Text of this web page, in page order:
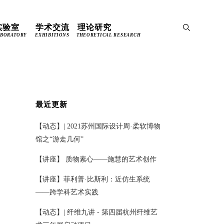

验室 学术交流
EXHIBITIONS
理论研究
THEORETICAL RESEARCH
最近更新
【动态】| 2021苏州国际设计周·柔软博物
馆之“游走几何”
【讲座】 质物素心——施慧的艺术创作
【讲座】菲利普·比斯利：近仿生系统
——跨学科艺术实践
【动态】| 纤维九讲 - 第四届杭州纤维艺